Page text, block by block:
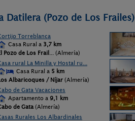
Datilera (Pozo de Los Frailes)
Torreblanca
Casa Rural a 3,7 km
Pozo de Los Frail ... (Almería)
rural La Minilla y Hostal ru...
Casa Rural a 5 km
Albaricoques / Níjar (Almería)
de Gata Vacaciones
Apartamento a 9,1 km
de Gata (Almería)
Rurales Los Albardinales